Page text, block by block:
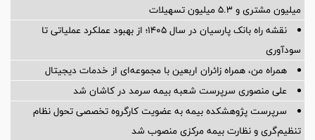
میلیون مشتری و ۵.۳ میلیون تسهیلات
نقشه راه بانک پارسیان در سال ۱۴۰۵؛ از بهبود عملکرد عملیاتی تا
سودآوری
همراه من، همراه زائران اربعین با مجموعه‌ای از خدمات دیجیتال
علی منصوری سرپرست شعبه بیمه سرمد در کاشان شد
سرپرست پژوهشكده بیمه به عضویت كارگروه تخصصی تحول نظام
تنظیم‌گری و نظارت بیمه مركزی منصوب شد